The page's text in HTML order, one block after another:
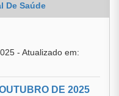
De Saúde
- Atualizado em:
DE 2025